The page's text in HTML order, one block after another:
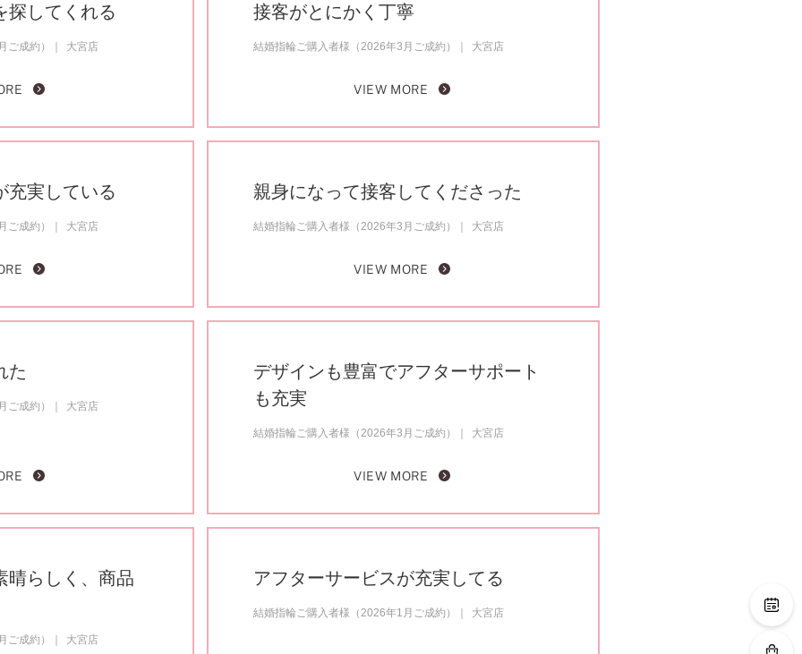
探してくれる
ご成約） 大宮店
接客がとにかく丁寧
結婚指輪ご購入者様（2026年3月ご成約） 大宮店
VIEW MORE
充実している
ご成約） 大宮店
親身になって接客してくださった
結婚指輪ご購入者様（2026年3月ご成約） 大宮店
VIEW MORE
た
ご成約） 大宮店
デザインも豊富でアフターサポート
も充実
結婚指輪ご購入者様（2026年3月ご成約） 大宮店
VIEW MORE
晴らしく、商品
ご成約） 大宮店
アフターサービスが充実してる
結婚指輪ご購入者様（2026年1月ご成約） 大宮店